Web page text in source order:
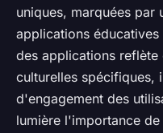
uniques, marquées par
applications
des applications reflète
culturelles spécifiques,
d'engagement des
lumière l'importance